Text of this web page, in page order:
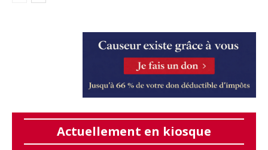
Actuellement en kiosque